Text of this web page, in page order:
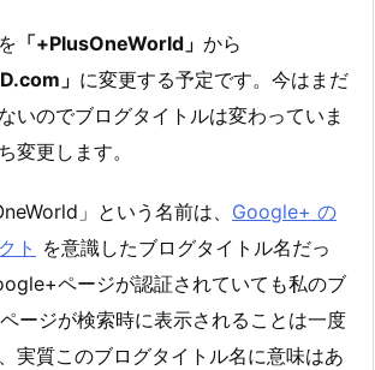
「+PlusOneWorld」 から
」 に変更する予定です。今はまだ
いのでブログタイトルは変わっていま
変更します。
」という名前は、 Google+ の
ト を意識したブログタイトル名だっ
ページが認証されていても私のブ
ージが検索時に表示されることは一度
実質このブログタイトル名に意味はあ